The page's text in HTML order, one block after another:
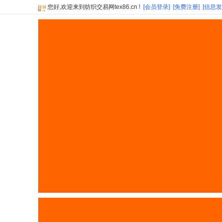
您好,欢迎来到纺织交易网tex86.cn ! [会员登录] [免费注册] [信息